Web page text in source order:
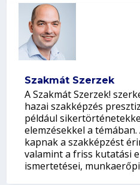
Szakmát Szerzek
A Szakmát Szerzek!
hazai szakképzés
például
elemzésekkel a
kapnak a szakképzést
valamint a friss kutatási
ismertetései,